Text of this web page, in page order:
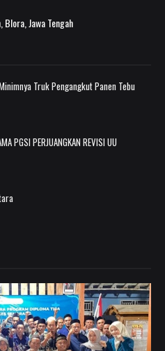
Blora, Jawa Tengah
Truk Pengangkut Panen Tebu
PGSI PERJUANGKAN REVISI UU